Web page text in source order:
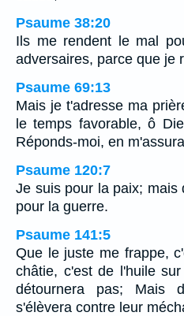
Psaume 38:20
Ils me rendent le mal
adversaires, parce que je
Psaume 69:13
Mais je t'adresse ma
le temps favorable, ô
Réponds-moi, en
Psaume 120:7
Je suis pour la paix;
pour la guerre.
Psaume 141:5
Que le juste me frappe,
châtie, c'est de l'huile
détournera pas; Mais
s'élèvera contre leur